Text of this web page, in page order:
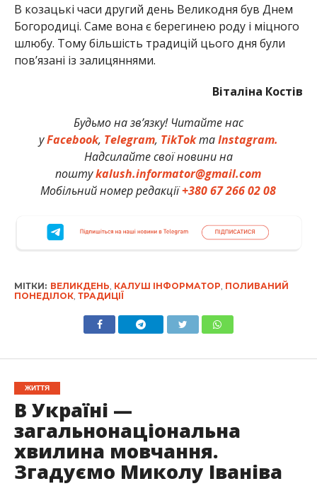
В козацькі часи другий день Великодня був Днем
Богородиці. Саме вона є берегинею роду і міцного
шлюбу. Тому більшість традицій цього дня були
пов’язані із залицяннями.
Віталіна Костів
Будьмо на зв’язку! Читайте нас
уFacebook, Telegram, TikTokтаInstagram.
Надсилайте свої новини на
поштуkalush.informator@gmail.com
Мобільний номер редакції+380 67 266 02 08
МІТКИ: ВЕЛИКДЕНЬ, КАЛУШ ІНФОРМАТОР, ПОЛИВАНИЙ
ПОНЕДІЛОК, ТРАДИЦІЇ
ЖИТТЯ
В Україні —
загальнонаціональна
хвилина мовчання.
Згадуємо Миколу Іваніва